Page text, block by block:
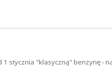
stycznia "klasyczną" benzynę -